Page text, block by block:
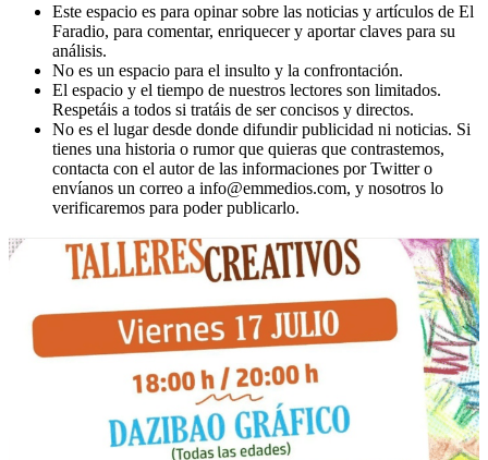
Este espacio es para opinar sobre las noticias y artículos de El
Faradio, para comentar, enriquecer y aportar claves para su
análisis.
No es un espacio para el insulto y la confrontación.
El espacio y el tiempo de nuestros lectores son limitados.
Respetáis a todos si tratáis de ser concisos y directos.
No es el lugar desde donde difundir publicidad ni noticias. Si
tienes una historia o rumor que quieras que contrastemos,
contacta con el autor de las informaciones por Twitter o
envíanos un correo a info@emmedios.com, y nosotros lo
verificaremos para poder publicarlo.